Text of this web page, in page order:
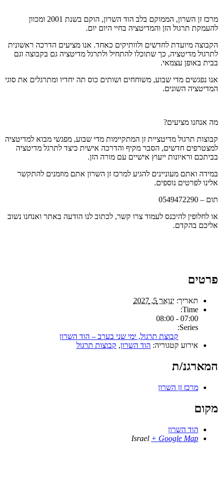
מרכז זן השרון, הממוקם בלב הוד השרון, הוקם בשנת 2001 ומכוון
להעמקת תרגול הזן והמדיטציה בחיי היום יום.
הקבוצה מיועדת לחדשים ולוותיקים כאחד. אנו מציעים הדרכה ראשונית
לתרגול מדיטציה, כך שתוכלו להתחיל ולתרגל מדיטציה גם בקבוצה וגם
בבית באופן עצמאי.
אנו נפגשים מדי שבוע, משוחחים ושותים כוס תה יחדיו ומתרגלים את סוגי
המדיטציה השונים.
מה אנחנו מציעים?
בביתכם וראיונות ייעוץ אישיים עם מורה הזן.
אלינו לפרטים נוספים.
תום – 0549472290
אליכם בהקדם.
פרטים
תאריך: ינואר 5, 2027
Time:
07:00 - 08:00
Series:
קבוצת תרגול, ימי שני בערב – הוד השרון
אירוע קטגוריה: הוד השרון, קבוצות תרגול
המארגנ/ת
מרכז זן השרון
מקום
הוד השרון
Israel + Google Map